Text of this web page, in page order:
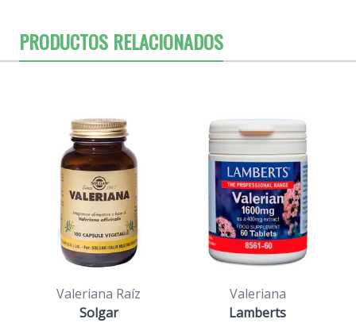
PRODUCTOS RELACIONADOS
Valeriana Raíz
Solgar
Valeriana
Lamberts